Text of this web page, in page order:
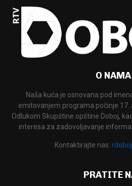
O NAMA
Naša kuća je osnovana pod
emitovanjem programa počinje 17.
Odlukom Skupštine opštine Doboj,
interesa za zadovoljavanje
Kontaktirajte nas:
PRATITE